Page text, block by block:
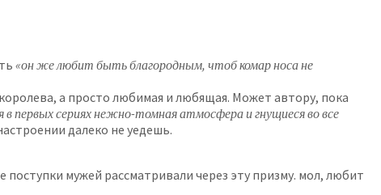
«он же любит быть благородным, чтоб комар носа не
а просто любимая и любящая. Может автору, пока
в первых сериях нежно-томная атмосфера и гнущиеся во все
далеко не уедешь.
мужей рассматривали через эту призму. мол, любит